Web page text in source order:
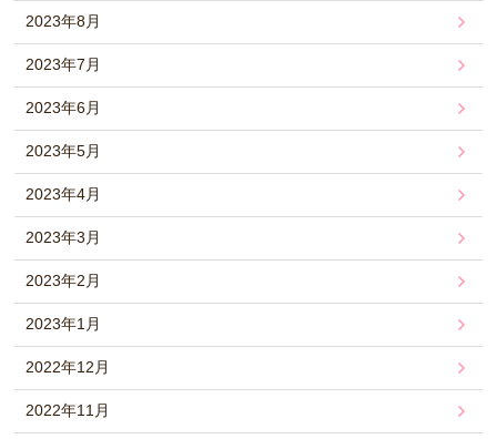
2023年8月
2023年7月
2023年6月
2023年5月
2023年4月
2023年3月
2023年2月
2023年1月
2022年12月
2022年11月